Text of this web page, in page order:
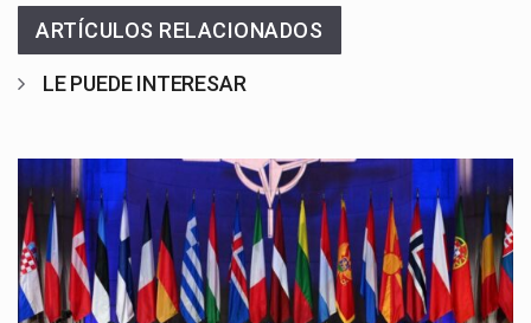
ARTÍCULOS RELACIONADOS
LE PUEDE INTERESAR